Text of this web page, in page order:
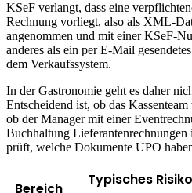
KSeF verlangt, dass eine
Rechnung vorliegt, also als XML-
angenommen und mit einer KSeF-
anderes als ein per E-Mail
dem Verkaufssystem.
In der Gastronomie geht es daher
Entscheidend ist, ob das
ob der Manager mit einer
Buchhaltung
prüft, welche Dokumente UPO
Bereich
Typisches